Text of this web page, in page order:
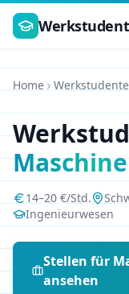
Zum Hauptinhalt
Home
14–20 €/Std.
Ingenieurwesen
Stellen für
ansehen